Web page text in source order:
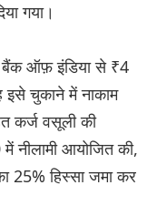
गया।
बैंक ऑफ़ इंडिया से ₹4
इसे चुकाने में नाकाम
कर्ज वसूली की
नीलामी आयोजित की,
25% हिस्सा जमा कर